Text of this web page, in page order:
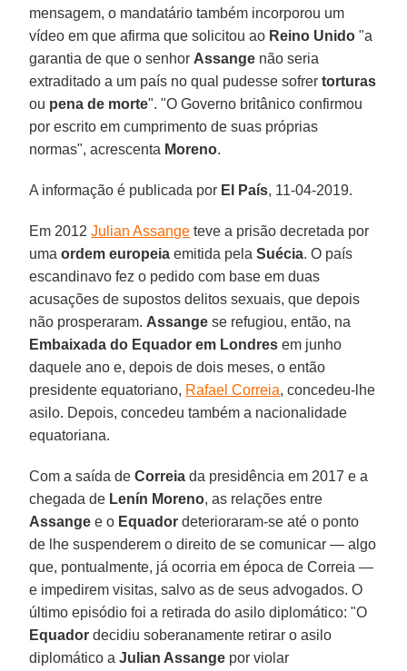
mensagem, o mandatário também incorporou um
vídeo em que afirma que solicitou ao Reino Unido "a
garantia de que o senhor Assange não seria
extraditado a um país no qual pudesse sofrertorturas
ou pena de morte". "O Governo britânico confirmou
por escrito em cumprimento de suas próprias
normas", acrescenta Moreno.
A informação é publicada por El País, 11-04-2019.
Em 2012Julian Assange teve a prisão decretada por
umaordem europeia emitida pelaSuécia. O país
escandinavo fez o pedido com base em duas
acusações de supostos delitos sexuais, que depois
não prosperaram. Assange se refugiou, então, na
Embaixada do Equador em Londres em junho
daquele ano e, depois de dois meses, o então
presidente equatoriano, Rafael Correia, concedeu-lhe
asilo. Depois, concedeu também a nacionalidade
equatoriana.
Com a saída deCorreia da presidência em 2017 e a
chegada de Lenín Moreno, as relações entre
Assange e o Equador deterioraram-se até o ponto
de lhe suspenderem o direito de se comunicar — algo
que, pontualmente, já ocorria em época de Correia —
e impedirem visitas, salvo as de seus advogados. O
último episódio foi a retirada do asilo diplomático: "O
Equador decidiu soberanamente retirar o asilo
diplomático aJulian Assange por violar